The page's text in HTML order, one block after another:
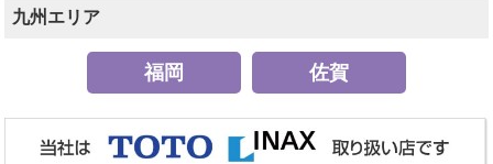
九州エリア
福岡 佐賀